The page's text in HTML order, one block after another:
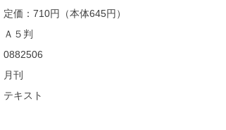
定価： 710円（本体645円）
Ａ５判
0882506
月刊
テキスト